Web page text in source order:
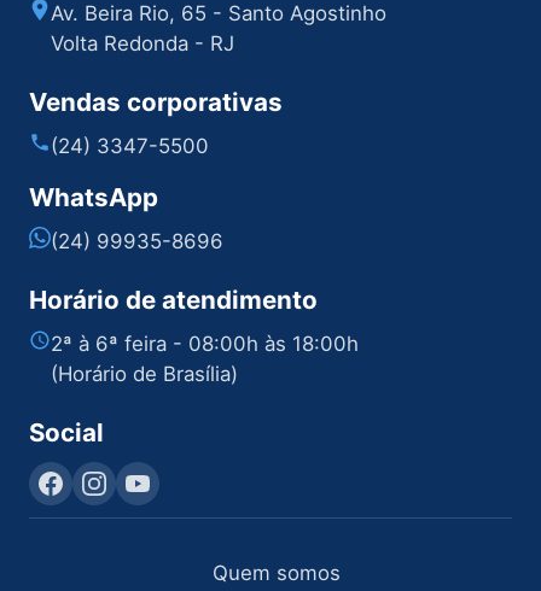
Av. Beira Rio, 65 - Santo Agostinho
Volta Redonda - RJ
Vendas corporativas
(24) 3347-5500
WhatsApp
(24) 99935-8696
Horário de atendimento
2ª à 6ª feira - 08:00h às 18:00h
(Horário de Brasília)
Social
Quem somos